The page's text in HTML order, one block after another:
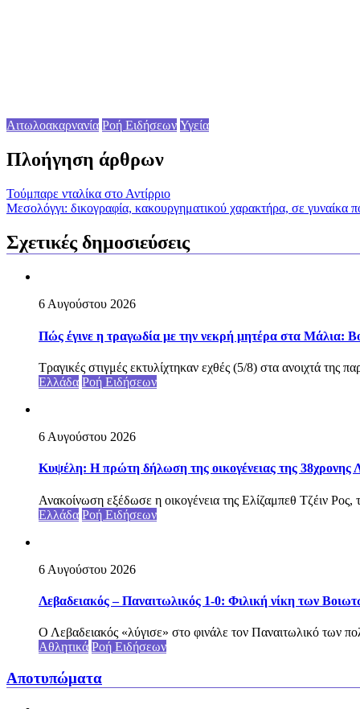
Αιτωλοακαρνανία Ροή Ειδήσεων Υγεία
Πλοήγηση άρθρων
Τούμπαρε νταλίκα στο Αντίρριο
Μεσολόγγι: δικογραφία, κακουργηματικού χαρακτήρα, σε γυναίκα
Σχετικές δημοσιεύσεις
6 Αυγούστου 2026
Πώς έγινε η τραγωδία με την νεκρή μητέρα στα Μάλια:
Τραγικές στιγμές εκτυλίχτηκαν εχθές (5/8) στα ανοιχτά
Ελλάδα Ροή Ειδήσεων
6 Αυγούστου 2026
Κυψέλη: Η πρώτη δήλωση της οικογένειας της 38χρονης
Ανακοίνωση εξέδωσε η οικογένεια της Ελίζαμπεθ Τζέιν Ρος,
Ελλάδα Ροή Ειδήσεων
6 Αυγούστου 2026
Λεβαδειακός – Παναιτωλικός 1-0: Φιλική νίκη των
Ο Λεβαδειακός «λύγισε» στο φινάλε τον Παναιτωλικό των
Αθλητικά Ροή Ειδήσεων
Αποτυπώματα